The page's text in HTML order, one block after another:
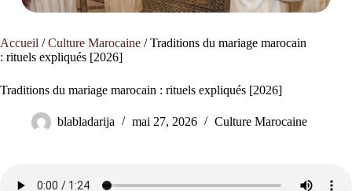
Accueil /Culture Marocaine /Traditions du mariage marocain
: rituels expliqués [2026]
Traditions du mariage marocain : rituels expliqués [2026]
blabladarija mai 27, 2026 Culture Marocaine